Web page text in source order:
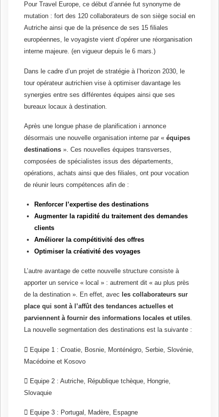
Pour Travel Europe, ce début d’année fut synonyme de
mutation : fort des 120 collaborateurs de son siège social en
Autriche ainsi que de la présence de ses 15 filiales
européennes, le voyagiste vient d’opérer une réorganisation
interne majeure. (en vigueur depuis le 6 mars.)
Dans le cadre d’un projet de stratégie à l’horizon 2030, le
tour opérateur autrichien vise à optimiser davantage les
synergies entre ses différentes équipes ainsi que ses
bureaux locaux à destination.
Après une longue phase de planification i annonce
désormais une nouvelle organisation interne par « équipes
destinations ». Ces nouvelles équipes transverses,
composées de spécialistes issus des départements,
opérations, achats ainsi que des filiales, ont pour vocation
de réunir leurs compétences afin de :
Renforcer l’expertise des destinations
Augmenter la rapidité du traitement des demandes
clients
Améliorer la compétitivité des offres
Optimiser la créativité des voyages
L’autre avantage de cette nouvelle structure consiste à
apporter un service « local » : autrement dit « au plus près
de la destination ». En effet, avec les collaborateurs sur
place qui sont à l’affût des tendances actuelles et
parviennent à fournir des informations locales et utiles.
La nouvelle segmentation des destinations est la suivante :
 Equipe 1 : Croatie, Bosnie, Monténégro, Serbie, Slovénie,
Macédoine et Kosovo
 Equipe 2 : Autriche, République tchèque, Hongrie,
Slovaquie
 Equipe 3 : Portugal, Madère, Espagne